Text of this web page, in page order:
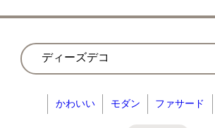
かわいい モダン ファサード